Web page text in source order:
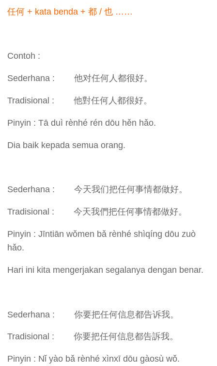
任何 + kata benda + 都 / 也 ……
Contoh :
Sederhana : 他对任何人都很好。
Tradisional : 他對任何人都很好。
Pinyin : Tā duì rènhé rén dōu hěn hǎo.
Dia baik kepada semua orang.
Sederhana : 今天我们把任何事情都做好。
Tradisional : 今天我們把任何事情都做好。
Pinyin : Jīntiān wǒmen bǎ rènhé shìqíng dōu zuò
hǎo.
Hari ini kita mengerjakan segalanya dengan benar.
Sederhana : 你要把任何信息都告诉我。
Tradisional : 你要把任何信息都告訴我。
Pinyin : Nǐ yào bǎ rènhé xìnxī dōu gàosù wǒ.